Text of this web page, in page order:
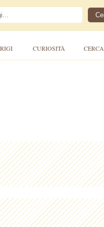
CURIOSITÀ CERCA